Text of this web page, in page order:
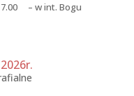
– w int. Bogu